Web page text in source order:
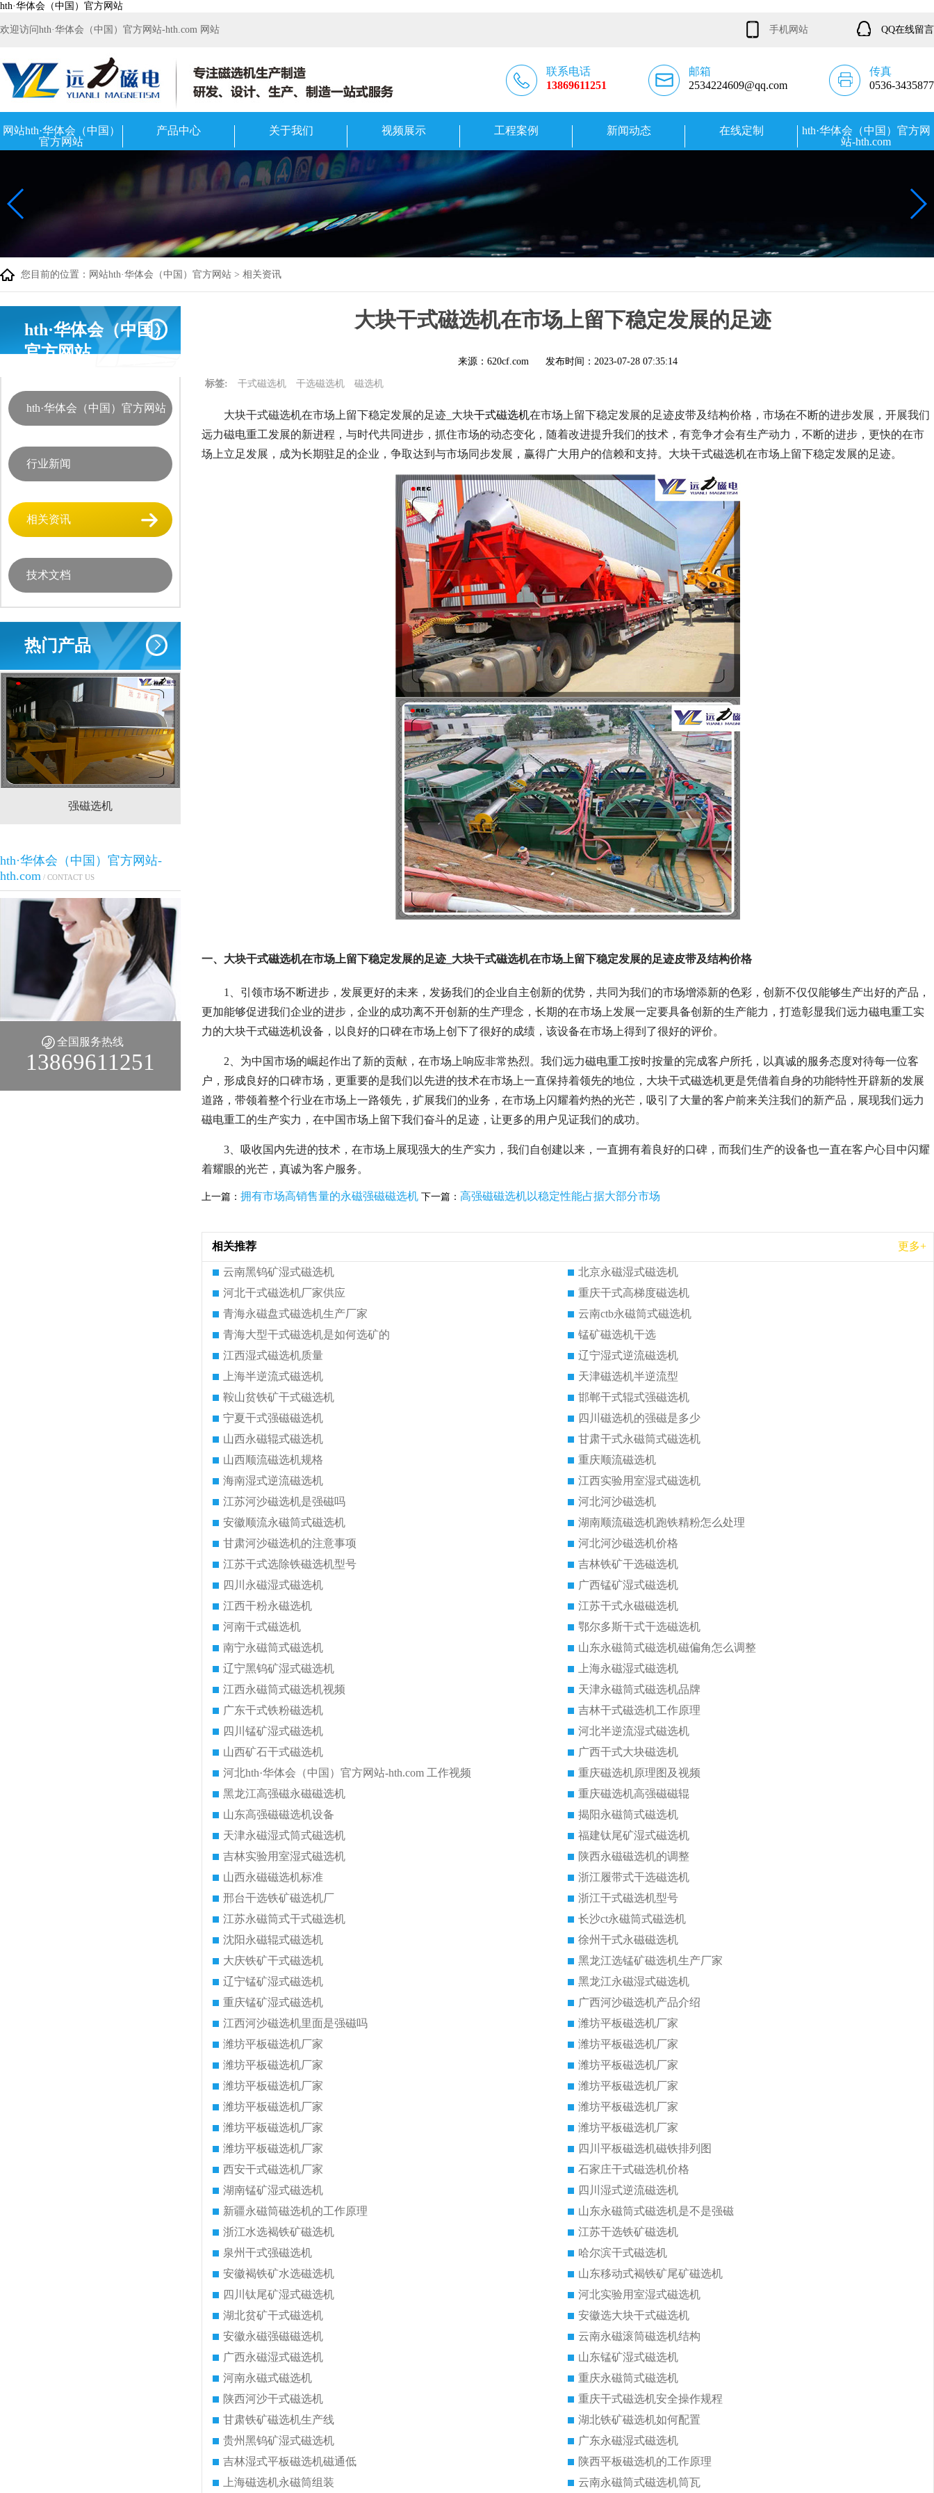
hth·华体会（中国）官方网站
欢迎访问hth·华体会（中国）官方网站-hth.com 网站 手机网站 QQ在线留言
联系电话
13869611251
邮箱
2534224609@qq.com
传真
0536-3435877
网站hth·华体会（中国）
官方网站
产品中心 关于我们 视频展示 工程案例 新闻动态 在线定制
hth·华体会（中国）官方网
站-hth.com
您目前的位置： 网站hth·华体会（中国）官方网站 > 相关资讯
hth·华体会（中国）
官方网站
hth·华体会（中国）官方网站
行业新闻
相关资讯
技术文档
热门产品
强磁选机 稀土永磁辊式强磁选机 RCT系列全磁永磁滚筒
hth·华体会（中国）官方网站-
hth.com / CONTACT US
全国服务热线
13869611251
大块干式磁选机在市场上留下稳定发展的足迹
来源：620cf.com 发布时间： 2023-07-28 07:35:14
标签: 干式磁选机 干选磁选机 磁选机
大块干式磁选机在市场上留下稳定发展的足迹_大块干式磁选机在市场上留下稳定发展的足迹皮带及结构价格，市场在不断的进步发展，开展我们
远力磁电重工发展的新进程，与时代共同进步，抓住市场的动态变化，随着改进提升我们的技术，有竞争才会有生产动力，不断的进步，更快的在市
场上立足发展，成为长期驻足的企业，争取达到与市场同步发展，赢得广大用户的信赖和支持。大块干式磁选机在市场上留下稳定发展的足迹。
一、大块干式磁选机在市场上留下稳定发展的足迹_大块干式磁选机在市场上留下稳定发展的足迹皮带及结构价格
1、引领市场不断进步，发展更好的未来，发扬我们的企业自主创新的优势，共同为我们的市场增添新的色彩，创新不仅仅能够生产出好的产品，
更加能够促进我们企业的进步，企业的成功离不开创新的生产理念，长期的在市场上发展一定要具备创新的生产能力，打造彰显我们远力磁电重工实
力的大块干式磁选机设备，以良好的口碑在市场上创下了很好的成绩，该设备在市场上得到了很好的评价。
2、为中国市场的崛起作出了新的贡献，在市场上响应非常热烈。我们远力磁电重工按时按量的完成客户所托，以真诚的服务态度对待每一位客
户，形成良好的口碑市场，更重要的是我们以先进的技术在市场上一直保持着领先的地位，大块干式磁选机更是凭借着自身的功能特性开辟新的发展
道路，带领着整个行业在市场上一路领先，扩展我们的业务，在市场上闪耀着灼热的光芒，吸引了大量的客户前来关注我们的新产品，展现我们远力
磁电重工的生产实力，在中国市场上留下我们奋斗的足迹，让更多的用户见证我们的成功。
3、吸收国内先进的技术，在市场上展现强大的生产实力，我们自创建以来，一直拥有着良好的口碑，而我们生产的设备也一直在客户心目中闪耀
着耀眼的光芒，真诚为客户服务。
上一篇： 拥有市场高销售量的永磁强磁磁选机 下一篇： 高强磁磁选机以稳定性能占据大部分市场
相关推荐 更多+
云南黑钨矿湿式磁选机
北京永磁湿式磁选机
河北干式磁选机厂家供应
重庆干式高梯度磁选机
青海永磁盘式磁选机生产厂家
云南ctb永磁筒式磁选机
青海大型干式磁选机是如何选矿的
锰矿磁选机干选
江西湿式磁选机质量
辽宁湿式逆流磁选机
上海半逆流式磁选机
天津磁选机半逆流型
鞍山贫铁矿干式磁选机
邯郸干式辊式强磁选机
宁夏干式强磁磁选机
四川磁选机的强磁是多少
山西永磁辊式磁选机
甘肃干式永磁筒式磁选机
山西顺流磁选机规格
重庆顺流磁选机
海南湿式逆流磁选机
江西实验用室湿式磁选机
江苏河沙磁选机是强磁吗
河北河沙磁选机
安徽顺流永磁筒式磁选机
湖南顺流磁选机跑铁精粉怎么处理
甘肃河沙磁选机的注意事项
河北河沙磁选机价格
江苏干式选除铁磁选机型号
吉林铁矿干选磁选机
四川永磁湿式磁选机
广西锰矿湿式磁选机
江西干粉永磁选机
江苏干式永磁磁选机
河南干式磁选机
鄂尔多斯干式干选磁选机
南宁永磁筒式磁选机
山东永磁筒式磁选机磁偏角怎么调整
辽宁黑钨矿湿式磁选机
上海永磁湿式磁选机
江西永磁筒式磁选机视频
天津永磁筒式磁选机品牌
广东干式铁粉磁选机
吉林干式磁选机工作原理
四川锰矿湿式磁选机
河北半逆流湿式磁选机
山西矿石干式磁选机
广西干式大块磁选机
河北hth·华体会（中国）官方网站-hth.com 工作视频
重庆磁选机原理图及视频
黑龙江高强磁永磁磁选机
重庆磁选机高强磁磁辊
山东高强磁磁选机设备
揭阳永磁筒式磁选机
天津永磁湿式筒式磁选机
福建钛尾矿湿式磁选机
吉林实验用室湿式磁选机
陕西永磁磁选机的调整
山西永磁磁选机标准
浙江履带式干选磁选机
邢台干选铁矿磁选机厂
浙江干式磁选机型号
江苏永磁筒式干式磁选机
长沙ct永磁筒式磁选机
沈阳永磁辊式磁选机
徐州干式永磁磁选机
大庆铁矿干式磁选机
黑龙江选锰矿磁选机生产厂家
辽宁锰矿湿式磁选机
黑龙江永磁湿式磁选机
重庆锰矿湿式磁选机
广西河沙磁选机产品介绍
江西河沙磁选机里面是强磁吗
潍坊平板磁选机厂家
潍坊平板磁选机厂家
潍坊平板磁选机厂家
潍坊平板磁选机厂家
潍坊平板磁选机厂家
潍坊平板磁选机厂家
潍坊平板磁选机厂家
潍坊平板磁选机厂家
潍坊平板磁选机厂家
潍坊平板磁选机厂家
潍坊平板磁选机厂家
潍坊平板磁选机厂家
四川平板磁选机磁铁排列图
西安干式磁选机厂家
石家庄干式磁选机价格
湖南锰矿湿式磁选机
四川湿式逆流磁选机
新疆永磁筒磁选机的工作原理
山东永磁筒式磁选机是不是强磁
浙江水选褐铁矿磁选机
江苏干选铁矿磁选机
泉州干式强磁选机
哈尔滨干式磁选机
安徽褐铁矿水选磁选机
山东移动式褐铁矿尾矿磁选机
四川钛尾矿湿式磁选机
河北实验用室湿式磁选机
湖北贫矿干式磁选机
安徽选大块干式磁选机
安徽永磁强磁磁选机
云南永磁滚筒磁选机结构
广西永磁湿式磁选机
山东锰矿湿式磁选机
河南永磁式磁选机
重庆永磁筒式磁选机
陕西河沙干式磁选机
重庆干式磁选机安全操作规程
甘肃铁矿磁选机生产线
湖北铁矿磁选机如何配置
贵州黑钨矿湿式磁选机
广东永磁湿式磁选机
吉林湿式平板磁选机磁通低
陕西平板磁选机的工作原理
上海磁选机永磁筒组装
云南永磁筒式磁选机筒瓦